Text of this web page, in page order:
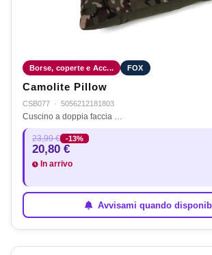
Borse, coperte e Acc... FOX
Camolite Pillow
CSB077 · 5056212181803
Cuscino a doppia faccia …
23,99 € -13%
20,80 €
In arrivo
Avvisami quando